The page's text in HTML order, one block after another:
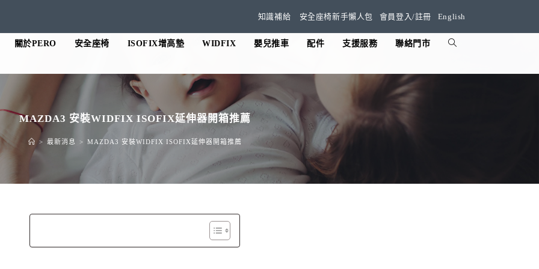
知識補給 安全座椅新手懶人包 會員登入/註冊 English
關於PERO 安全座椅 ISOFIX增高墊 WIDFIX 嬰兒推車 配件 支援服務 聯絡門市
MAZDA3 安裝WIDFIX ISOFIX延伸器開箱推薦
> 最新消息 > MAZDA3 安裝WIDFIX ISOFIX延伸器開箱推薦